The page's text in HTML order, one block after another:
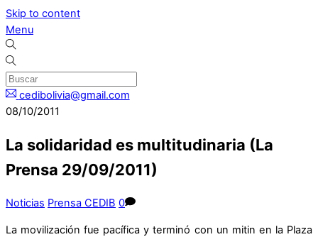
Skip to content
Menu
cedibolivia@gmail.com
08/10/2011
La solidaridad es multitudinaria (La
Prensa 29/09/2011)
Noticias Prensa CEDIB 0
La movilización fue pacífica y terminó con un mitin en la Plaza